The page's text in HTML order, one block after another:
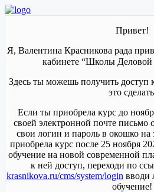
Привет!
Я, Валентина Красникова рада
кабинете “Школы
Здесь ты можешь получить
это
Если ты приобрела курс до
своей электронной почте
свои логин и пароль в окошко
приобрела курс после 25 ноября
обучение на новой современной
к ней доступ, переходи по
krasnikova.ru/cms/system/login вводи
обучение!